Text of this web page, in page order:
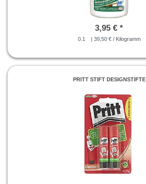
3,95 € *
0.1 | 39,50 € / Kilogramm
PRITT STIFT DESIGNSTIFTE